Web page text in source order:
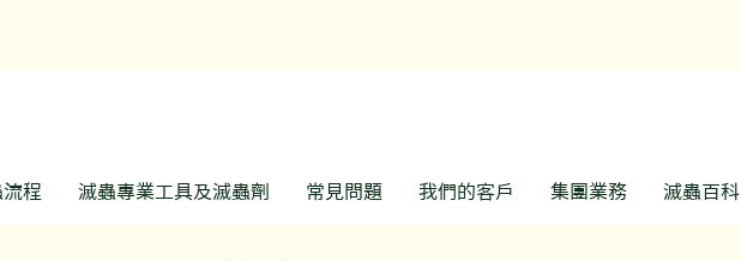
程 滅蟲專業工具及滅蟲劑 常見問題 我們的客戶 集團業務 滅蟲百科